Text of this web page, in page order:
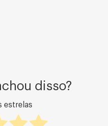
disso?
estrelas